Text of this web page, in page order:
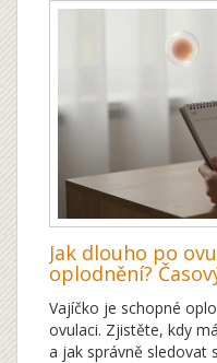
Jak dlouho po
oplodnění?
Vajíčko je schopné
ovulaci. Zjistěte, kdy
a jak správně sledovat